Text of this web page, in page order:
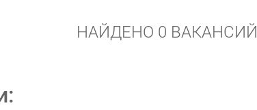
НАЙДЕНО 0 ВАКАНСИЙ